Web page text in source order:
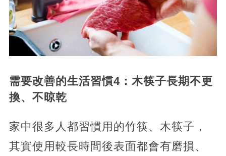
需要改善的生活習慣4： 木筷子長期不更
換、不晾乾
家中很多人都習慣用的竹筷、木筷子，
其實使用較長時間後表面都會有磨損、